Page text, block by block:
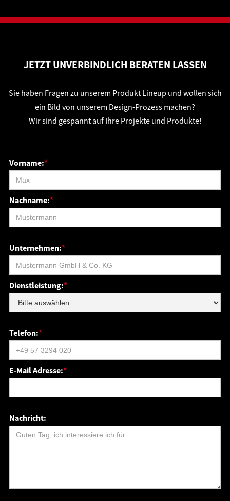
JETZT UNVERBINDLICH BERATEN LASSEN
Sie haben Fragen zu unserem Produkt Lineup und wollen sich
ein Bild von unserem Design-Prozess machen?
Wir sind gespannt auf Ihre Projekte und Produkte!
Vorname:*
Nachname:*
Unternehmen:*
Dienstleistung:*
Telefon:*
E-Mail Adresse:*
Nachricht: